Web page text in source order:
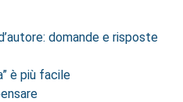
domande e risposte
è più facile